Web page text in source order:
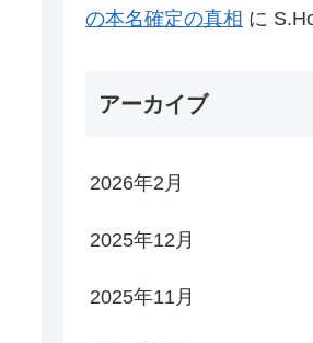
の本名確定の真相 に
アーカイブ
2026年2月
2025年12月
2025年11月